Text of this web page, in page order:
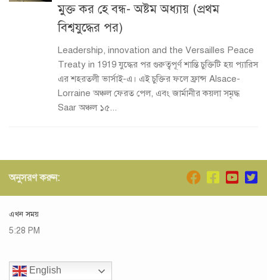
মুক্ত কর হে বন্ধ- অষ্টম অধ্যায় (প্রথম
বিশ্বযুদ্ধের পর)
Leadership, innovation and the Versailles Peace
Treaty in 1919 যুদ্ধের পর গুরুত্বপূর্ণ শান্তি চুক্তিটি হয় প্যারিস
এর শহরতলী ভার্সাই-এ। এই চুক্তির ফলে ফ্রান্স Alsace-
Lorraine অঞ্চল ফেরত পেল, এবং জার্মানীর কয়লা সমৃদ্ধ
Saar অঞ্চল ১৫...
অনুসরণ করুন:
এখন সময়
5:28 PM
English